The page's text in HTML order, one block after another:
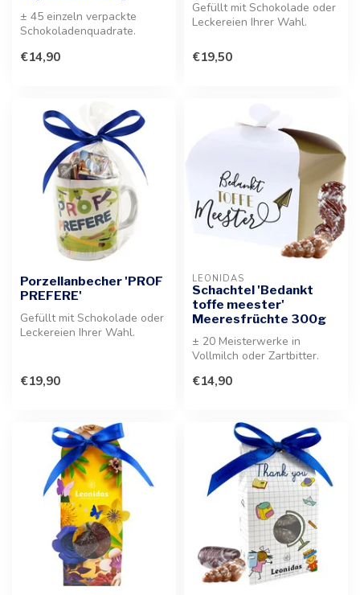
± 45 einzeln verpackte
Schokoladenquadrate.
Geschenkbeutel ...
€14,90
Gefüllt mit Schokolade oder
Leckereien Ihrer Wahl.
Porzellanbec...
€19,50
Porzellanbecher 'PROF
PREFERE'
Gefüllt mit Schokolade oder
Leckereien Ihrer Wahl.
€19,90
LEONIDAS
Schachtel 'Bedankt
toffe meester'
Meeresfrüchte 300g
± 20 Meisterwerke in
Vollmilch oder Zartbitter.
Meere...
€14,90